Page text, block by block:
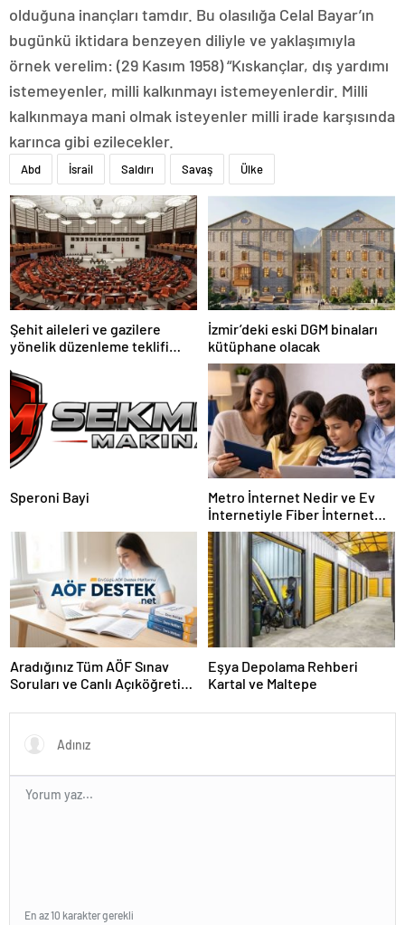
olduğuna inançları tamdır. Bu olasılığa Celal Bayar’ın
bugünkü iktidara benzeyen diliyle ve yaklaşımıyla
örnek verelim: (29 Kasım 1958) “Kıskançlar, dış yardımı
istemeyenler, milli kalkınmayı istemeyenlerdir. Milli
kalkınmaya mani olmak isteyenler milli irade karşısında
karınca gibi ezilecekler.
Abd İsrail Saldırı Savaş Ülke
Şehit aileleri ve gazilere
yönelik düzenleme teklifi
İzmir’deki eski DGM binaları
kütüphane olacak
Speroni Bayi
Metro İnternet Nedir ve Ev
İnternetiyle Fiber İnternet
Arasındaki Farklar
Aradığınız Tüm AÖF Sınav
Soruları ve Canlı Açıköğretim
Eşya Depolama Rehberi
Kartal ve Maltepe
En az 10 karakter gerekli